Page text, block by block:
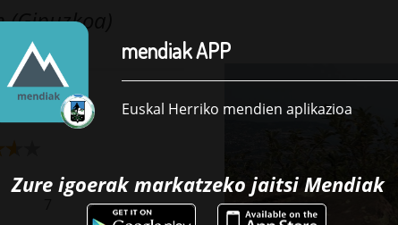
mendiak APP
Euskal Herriko mendien aplikazioa
Zure igoerak markatzeko jaitsi Mendiak
(Gipuzkoa)